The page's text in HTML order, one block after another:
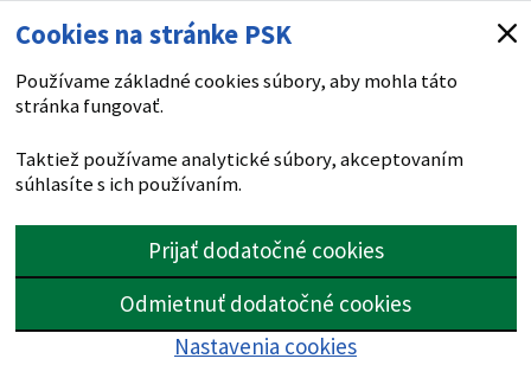
Cookies na stránke PSK
Používame základné cookies súbory, aby mohla táto
stránka fungovať.
Taktiež používame analytické súbory, akceptovaním
súhlasíte s ich používaním.
Prijať dodatočné cookies
Odmietnuť dodatočné cookies
Nastavenia cookies